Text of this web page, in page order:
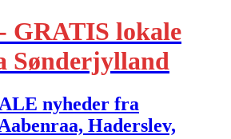
GRATIS lokale
Sønderjylland
nyheder fra
Haderslev,